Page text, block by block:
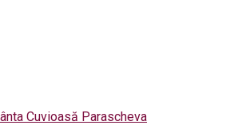
Cuvioasă Parascheva